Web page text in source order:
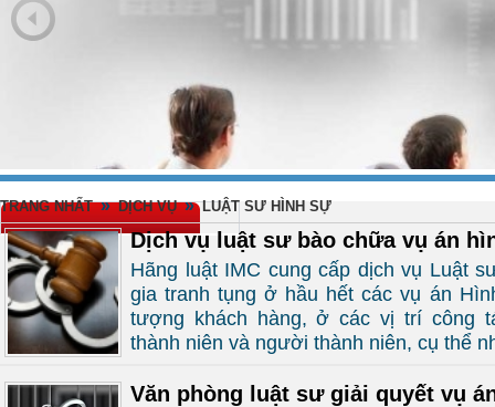
TRANG NHẤT » DỊCH VỤ » LUẬT SƯ HÌNH SỰ
Dịch vụ luật sư bào chữa vụ án
Hãng luật IMC cung cấp dịch vụ Luật
gia tranh tụng ở hầu hết các vụ án
tượng khách hàng, ở các vị trí công
thành niên và người thành niên, cụ thể
Văn phòng luật sư giải quyết vụ